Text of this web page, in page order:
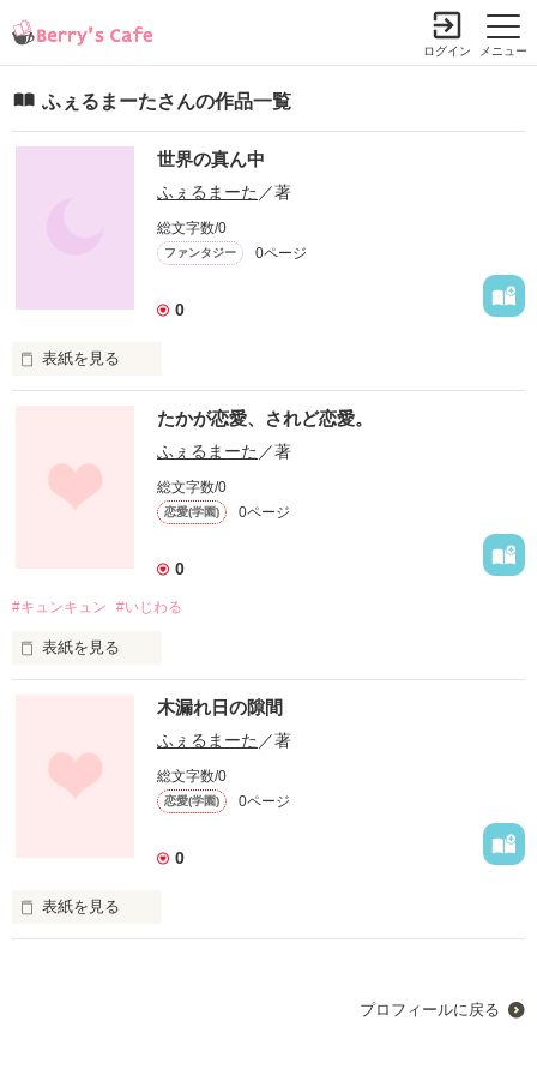
メニュー
ログイン
ふぇるまーたさんの作品一覧
世界の真ん中
ふぇるまーた ／著
総文字数/0
ファンタジー 0ページ
0
表紙を見る
作品を読む
たかが恋愛、されど恋愛。
ふぇるまーた ／著
総文字数/0
恋愛(学園) 0ページ
0
#キュンキュン #いじわる
表紙を見る
作品を読む
木漏れ日の隙間
ふぇるまーた ／著
総文字数/0
恋愛(学園) 0ページ
0
表紙を見る
プロフィールに戻る